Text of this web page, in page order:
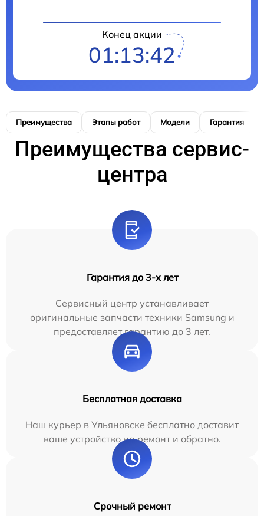
Конец акции
01:13:41
Преимущества Этапы работ Модели Гарантия
Преимущества сервис-
центра
Гарантия до 3-х лет
Сервисный центр устанавливает
оригинальные запчасти техники Samsung и
предоставляет гарантию до 3 лет.
Бесплатная доставка
Наш курьер в Ульяновске бесплатно доставит
ваше устройство на ремонт и обратно.
Срочный ремонт